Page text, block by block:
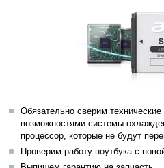
Обязательно сверим технические
возможностями системы
процессор, которые не будут
Проверим работу ноутбука с